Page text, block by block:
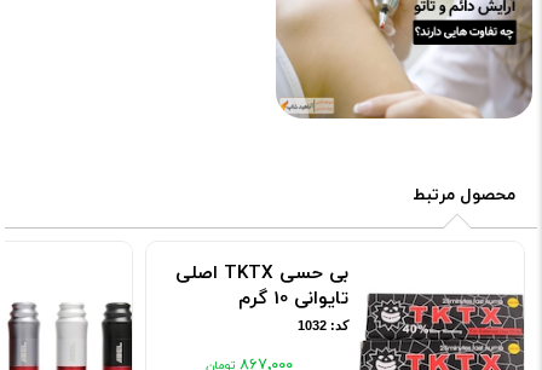
محصول مرتبط
بی حسی TKTX اصلی
تایوانی 10 گرم
کد: 1032
۸۶۷٬۰۰۰